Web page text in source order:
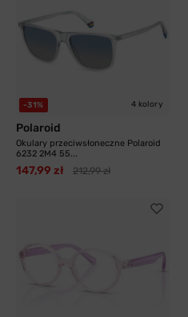
-31% 4 kolory
Polaroid
Okulary przeciwsłoneczne Polaroid
6232 2M4 55...
147,99 zł 212,99 zł